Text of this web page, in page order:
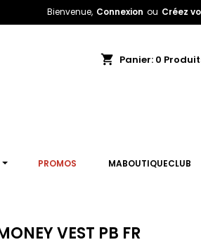
Bienvenue, Connexion ou Créez
shopping_cart Panier: 0
PROMOS MABOUTIQUECLUB
VEST PB FR